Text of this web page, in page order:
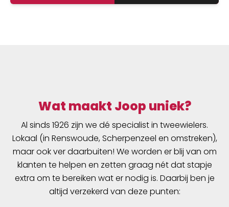
op luchtdichtheid getest. De band houdt de
binnenband is extreem elastisch en past op
meerdere bandafmetingen. Hierdoor worden
ze groepen binnenbanden genoemd. Zo past
bijvoorbeeld de binnenband met nummer 19A
voor bandafmeting van 27.5 inch tot 29 Inch
en voor de breedte van 40 tot 62mm. Als
laatste is de band 100% volledig recyclebaar.
Standaarduitvoering: Hoge betrouwbaarheid,
al vele jaren beproefd.
Wat maakt Joop uniek?
Al sinds 1926 zijn we dé specialist in tweewielers.
Lokaal (in Renswoude, Scherpenzeel en omstreken),
maar ook ver daarbuiten! We worden er blij van om
klanten te helpen en zetten graag nét dat stapje
extra om te bereiken wat er nodig is. Daarbij ben je
altijd verzekerd van deze punten: